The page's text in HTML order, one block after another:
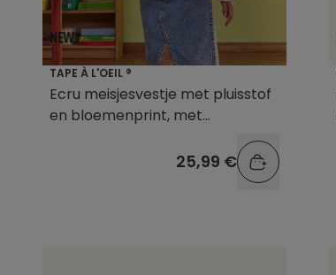
TAPE À L'OEIL ®
Ecru meisjesvestje met pluisstof
en bloemenprint, met
25,99 €